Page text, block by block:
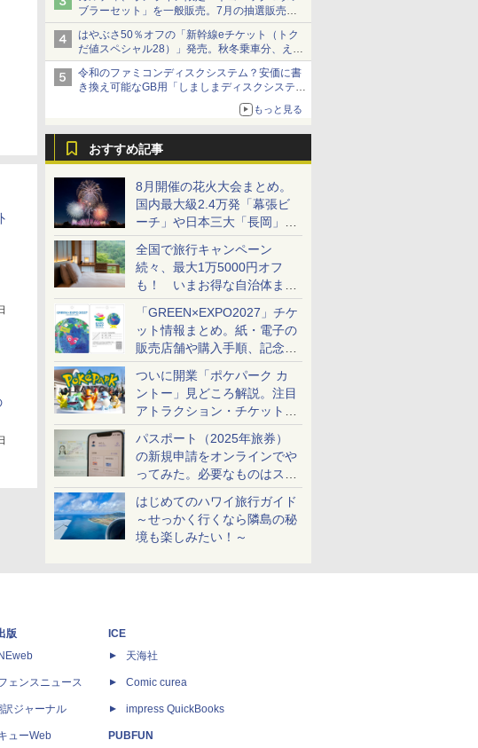
ブラーセット」を一般販売。7月の抽選販売の
当選無効分
はやぶさ50％オフの「新幹線eチケット（トク
だ値スペシャル28）」発売。秋冬乗車分、えき
ねっと限定
令和のファミコンディスクシステム？安価に書
き換え可能なGB用「しましまディスクシステ
もっと見る
おすすめ記事
8月開催の花火大会まとめ。
国内最大級2.4万発「幕張ビ
ーチ」や日本三大「長岡」な
ど大型イベント目白押し！
全国で旅行キャンペーン
続々、最大1万5000円オフ
も！ いまお得な自治体まと
め
「GREEN×EXPO2027」チケ
ット情報まとめ。紙・電子の
販売店舗や購入手順、記念チ
ケットも解説
ついに開業「ポケパーク カ
ントー」見どころ解説。注目
アトラクション・チケット手
配・来場前に必要な準備は？
パスポート（2025年旅券）
の新規申請をオンラインでや
ってみた。必要なものはスマ
ホとマイナカードのみ
はじめてのハワイ旅行ガイド
～せっかく行くなら隣島の秘
境も楽しみたい！～
版
ェンスニュース
訳ジャーナル
ューWeb
ICE
天海社
Comic curea
impress QuickBooks
PUBFUN